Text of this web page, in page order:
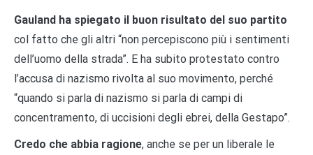
Gauland ha spiegato il buon risultato del suo partito
col fatto che gli altri “non percepiscono più i sentimenti
dell’uomo della strada”. E ha subito protestato contro
l’accusa di nazismo rivolta al suo movimento, perché
“quando si parla di nazismo si parla di campi di
concentramento, di uccisioni degli ebrei, della Gestapo”.
Credo che abbia ragione, anche se per un liberale le